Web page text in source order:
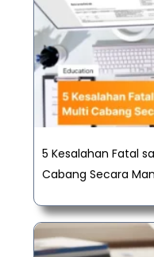
5 Kesalahan Fatal
Cabang Secara